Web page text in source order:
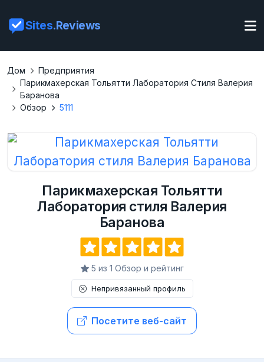
Sites.Reviews
Дом
Предприятия
Парикмахерская Тольятти Лаборатория Стиля Валерия
Баранова
Обзор
5111
Парикмахерская Тольятти
Лаборатория стиля Валерия
Баранова
5 из 1 Обзор и рейтинг
Непривязанный профиль
Посетите веб-сайт